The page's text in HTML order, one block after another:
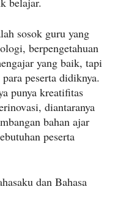
sosok guru yang
berpengetahuan
yang baik, tapi
peserta didiknya.
punya kreatifitas
diantaranya
bahan ajar
peserta
dan Bahasa